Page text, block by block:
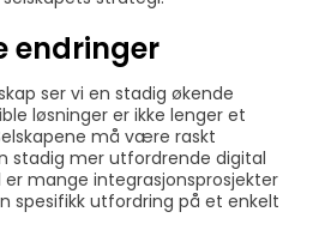
endringer
ser vi en stadig økende
løsninger er ikke lenger et
må være raskt
stadig mer utfordrende digital
er mange integrasjonsprosjekter
spesifikk utfordring på et enkelt